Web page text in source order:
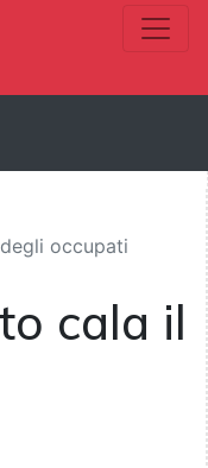
occupati
cala il